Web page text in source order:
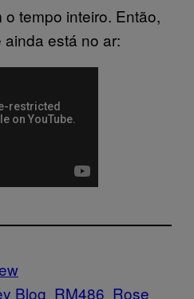
tempo inteiro. Então,
está no ar:
Blog RM486 Rose